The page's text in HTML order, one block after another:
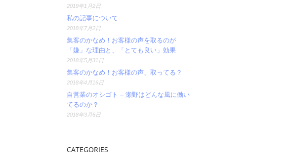
2019年1月2日
私の記事について
2018年7月2日
集客のかなめ！お客様の声を取るのが
「嫌」な理由と、「とても良い」効果
2018年5月31日
集客のかなめ！お客様の声、取ってる？
2018年4月16日
自営業のオシゴト – 瀬野はどんな風に働い
てるのか？
2018年3月6日
CATEGORIES